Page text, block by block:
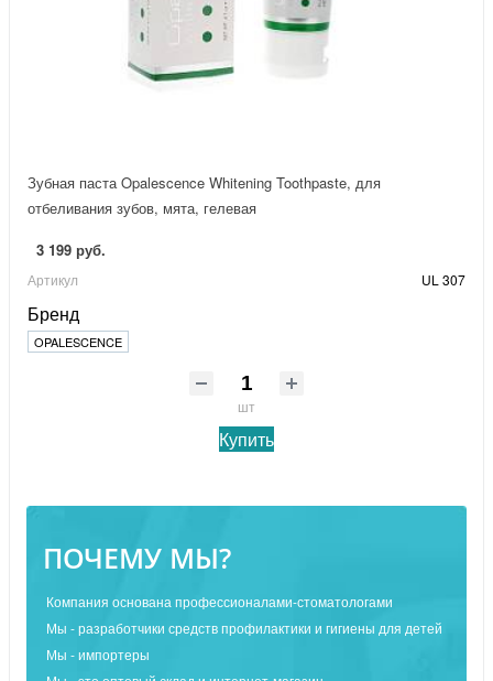
ПОЧЕМУ МЫ?
Компания основана профессионалами-стоматологами
Мы - разработчики средств профилактики и гигиены для детей
Мы - импортеры
Зубная паста Opalescence Whitening Toothpaste, для
отбеливания зубов, мята, гелевая
3 199 руб.
Артикул UL 307
Бренд
OPALESCENCE
шт
Купить